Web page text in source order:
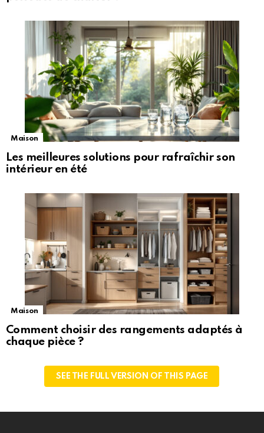
Maison
Les meilleures solutions pour rafraîchir son
intérieur en été
Maison
Comment choisir des rangements adaptés à
chaque pièce ?
SEE THE FULL VERSION OF THIS PAGE